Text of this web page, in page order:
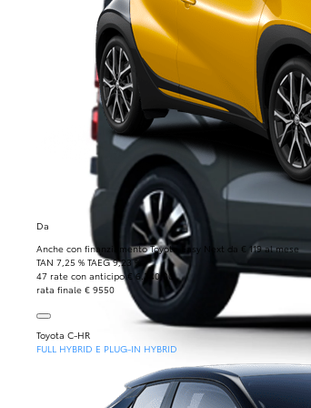
Da
Anche con finanziamento Toyota Easy Next da € 119 al mese
TAN 7,25 % TAEG 9,23 %
47 rate con anticipo € 6.340,00
rata finale € 9550
Toyota C-HR
FULL HYBRID E PLUG-IN HYBRID